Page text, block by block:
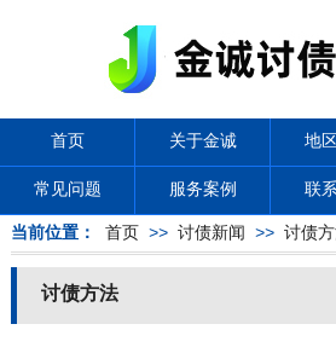
首页 关于金诚 地
常见问题 服务案例 联
当前位置： 首页 >> 讨债新闻 >> 讨债
讨债方法